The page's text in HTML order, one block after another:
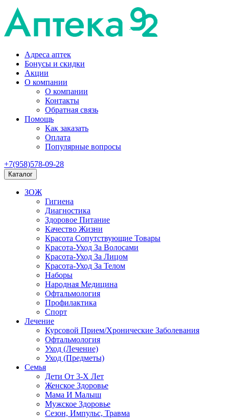
Адреса аптек
Бонусы и скидки
Акции
О компании
О компании
Контакты
Обратная связь
Помощь
Как заказать
Оплата
Популярные вопросы
+7(958)578-09-28
Каталог
ЗОЖ
Гигиена
Диагностика
Здоровое Питание
Качество Жизни
Красота Сопутствующие Товары
Красота-Уход За Волосами
Красота-Уход За Лицом
Красота-Уход За Телом
Наборы
Народная Медицина
Офтальмология
Профилактика
Спорт
Лечение
Курсовой Прием/Хронические Заболевания
Офтальмология
Уход (Лечение)
Уход (Предметы)
Семья
Дети От 3-Х Лет
Женское Здоровье
Мама И Малыш
Мужское Здоровье
Сезон, Импульс, Травма